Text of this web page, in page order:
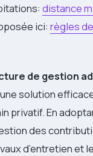
distance
ici: règles
de gestion
solution
privatif. En
des
d’entretien et